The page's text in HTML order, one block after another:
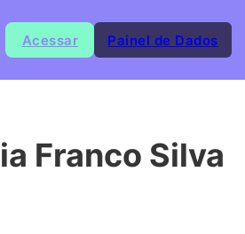
Acessar Painel de Dados
Franco Silva